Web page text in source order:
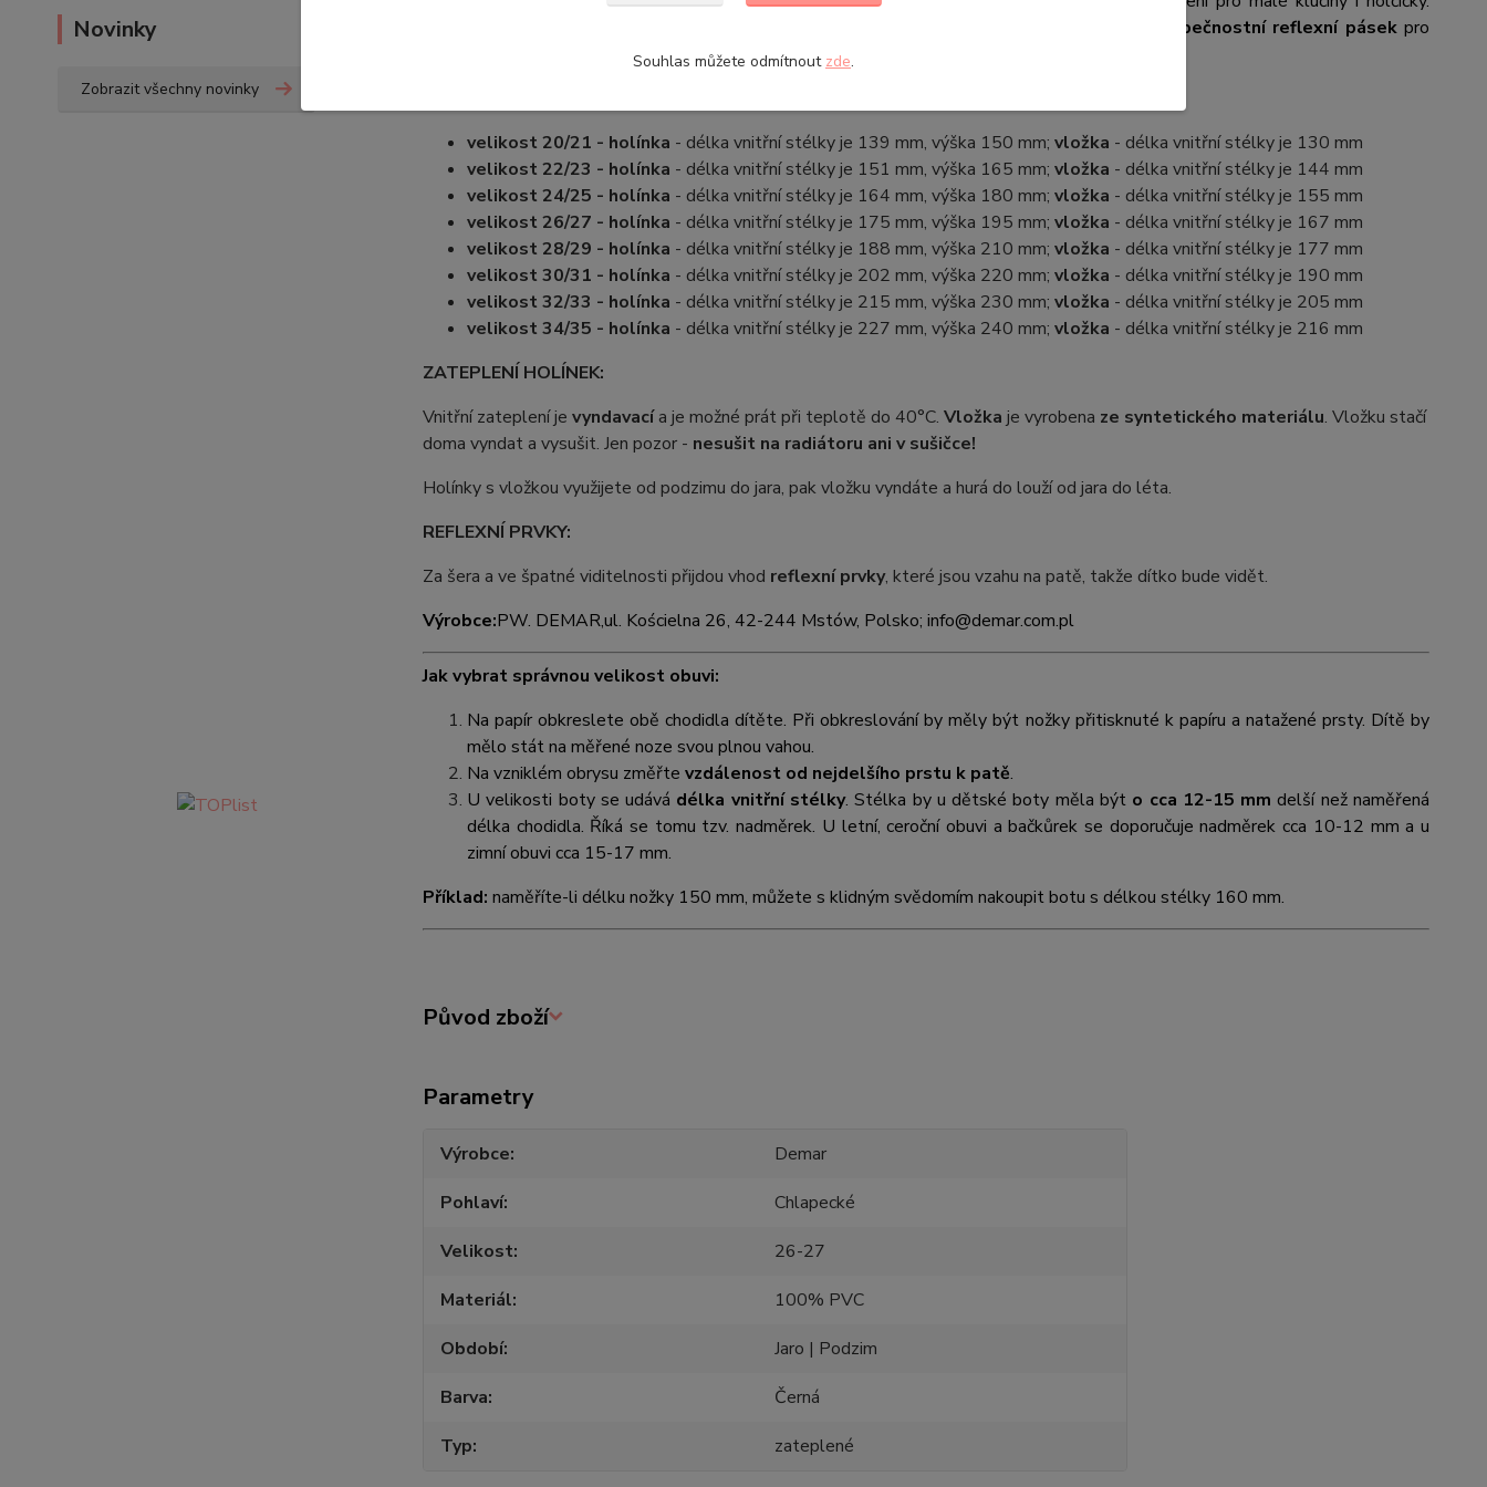
Novinky
Zobrazit všechny novinky
bezpečnostní reflexní pásekpro
dobrou viditelnost dítěte ve tmě.
velikost 20/21 - holínka - délka vnitřní stélky je 139 mm, výška 150 mm; vložka - délka vnitřní stélky je 130 mm
velikost 22/23 - holínka - délka vnitřní stélky je 151 mm, výška 165 mm; vložka - délka vnitřní stélky je 144 mm
velikost 24/25 - holínka - délka vnitřní stélky je 164 mm, výška 180 mm; vložka - délka vnitřní stélky je 155 mm
velikost 26/27 - holínka - délka vnitřní stélky je 175 mm, výška 195 mm; vložka - délka vnitřní stélky je 167 mm
velikost 28/29 - holínka - délka vnitřní stélky je 188 mm, výška 210 mm; vložka - délka vnitřní stélky je 177 mm
velikost 30/31 - holínka - délka vnitřní stélky je 202 mm, výška 220 mm; vložka - délka vnitřní stélky je 190 mm
velikost 32/33 - holínka - délka vnitřní stélky je 215 mm, výška 230 mm; vložka - délka vnitřní stélky je 205 mm
velikost 34/35 - holínka - délka vnitřní stélky je 227 mm, výška 240 mm; vložka - délka vnitřní stélky je 216 mm
ZATEPLENÍ HOLÍNEK:
Vnitřní zateplení je vyndavacía je možné prát při teplotě do 40°C. Vložka je vyrobena ze syntetického materiálu. Vložku stačí
doma vyndat a vysušit. Jen pozor - nesušit na radiátoru ani v sušičce!
Holínky s vložkou využijete od podzimu do jara, pak vložku vyndáte a hurá do louží od jara do léta.
REFLEXNÍ PRVKY:
Za šera a ve špatné viditelnosti přijdou vhod reflexní prvky, které jsou vzahu na patě, takže dítko bude vidět.
Výrobce:PW. DEMAR,ul. Kościelna 26, 42-244 Mstów, Polsko; info@demar.com.pl
Jak vybrat správnou velikost obuvi:
Na papír obkreslete obě chodidla dítěte. Při obkreslování by měly být nožky přitisknuté k papíru a natažené prsty. Dítě by
mělo stát na měřené noze svou plnou vahou.
Na vzniklém obrysu změřte vzdálenost od nejdelšího prstu k patě.
U velikosti boty se udává délka vnitřní stélky. Stélka by u dětské boty měla být o cca 12-15 mm delší než naměřená
délka chodidla. Říká se tomu tzv. nadměrek. U letní, ceroční obuvi a bačkůrek se doporučuje nadměrek cca 10-12 mm a u
zimní obuvi cca 15-17 mm.
Příklad: naměříte-li délku nožky 150 mm, můžete s klidným svědomím nakoupit botu s délkou stélky 160 mm.
Původ zboží
Parametry
Výrobce
Demar
Pohlaví
Chlapecké
Velikost
26-27
Materiál
100% PVC
Období
Jaro | Podzim
Barva
Černá
Typ
zateplené
Souhlas můžete odmítnout zde.